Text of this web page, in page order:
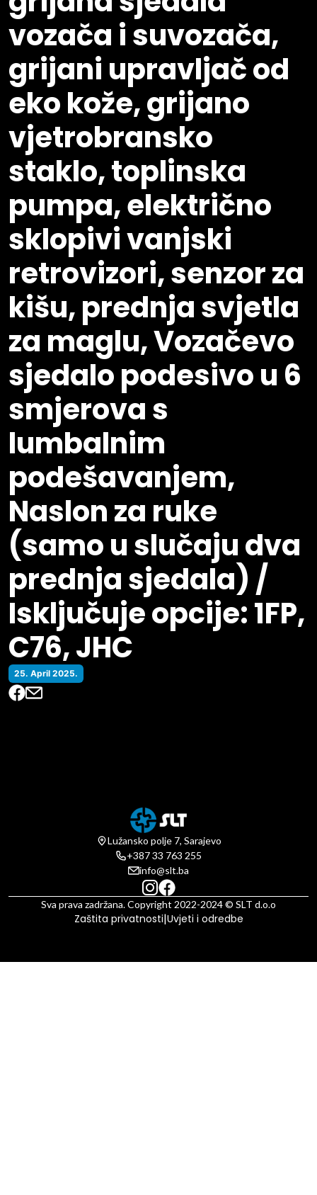
vozača i suvozača,
grijani upravljač od
eko kože, grijano
vjetrobransko
staklo, toplinska
pumpa, električno
sklopivi vanjski
retrovizori, senzor za
kišu, prednja svjetla
za maglu, Vozačevo
sjedalo podesivo u 6
smjerova s
lumbalnim
podešavanjem,
Naslon za ruke
(samo u slučaju dva
prednja sjedala) /
Isključuje opcije: 1FP,
C76, JHC
25. April 2025.
Lužansko polje 7, Sarajevo
+387 33 763 255
info@slt.ba
Sva prava zadržana. Copyright 2022-2024 © SLT d.o.o
Zaštita privatnosti|Uvjeti i odredbe